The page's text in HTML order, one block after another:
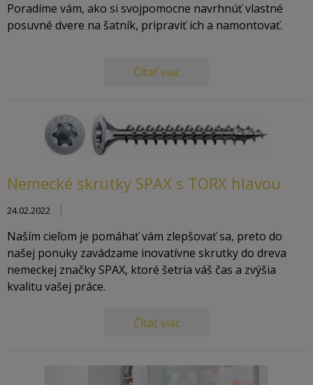
Poradíme vám, ako si svojpomocne navrhnúť vlastné
posuvné dvere na šatník, pripraviť ich a namontovať.
Čítať viac
Nemecké skrutky SPAX s TORX hlavou
24.02.2022
Naším cieľom je pomáhať vám zlepšovať sa, preto do
našej ponuky zavádzame inovatívne skrutky do dreva
nemeckej značky SPAX, ktoré šetria váš čas a zvýšia
kvalitu vašej práce.
Čítať viac